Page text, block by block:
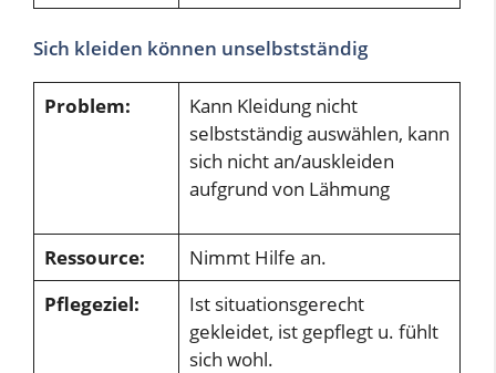
Sich kleiden können unselbstständig
Problem:
Kann Kleidung nicht
selbstständig auswählen, kann
sich nicht an/auskleiden
aufgrund von Lähmung
Ressource:
Nimmt Hilfe an.
Pflegeziel:
Ist situationsgerecht
gekleidet, ist gepflegt u. fühlt
sich wohl.